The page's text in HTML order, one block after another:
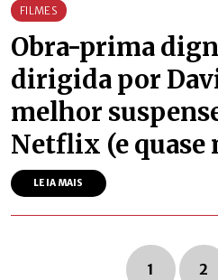
FILMES
Obra-prima
dirigida por
melhor
Netflix (e quase
LEIA MAIS
Navegação dos
1 2